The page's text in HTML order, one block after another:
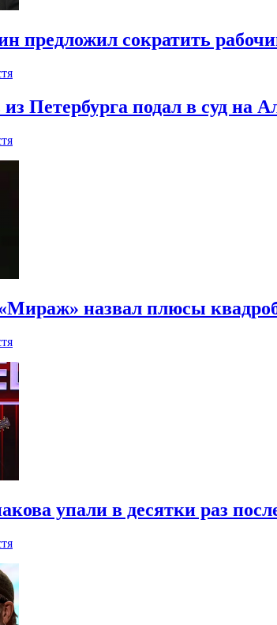
предложил сократить
Петербурга подал в суд на
назвал плюсы
упали в десятки раз